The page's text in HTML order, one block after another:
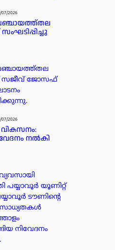
07/2026
സജീവ് ജോസഫ്
07/2026
നൽകി
പയ്യാവൂർ യൂണിറ്റ്
ടൗണിന്റെ
നിവേദനം